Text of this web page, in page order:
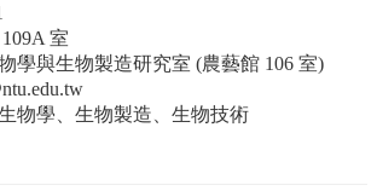
室
學與生物製造研究室 (農藝館 106 室)
物學、生物製造、生物技術